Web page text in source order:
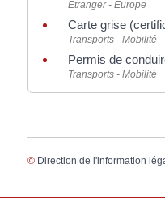
Étranger - Europe
Carte grise
Transports - Mobilité
Permis de
Transports - Mobilité
© Direction de l'information